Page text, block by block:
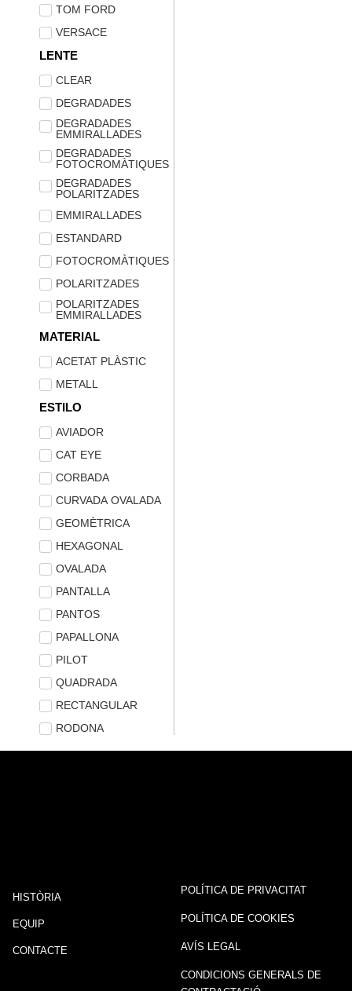
TOM FORD
VERSACE
LENTE
CLEAR
DEGRADADES
DEGRADADES
EMMIRALLADES
DEGRADADES
FOTOCROMÀTIQUES
DEGRADADES
POLARITZADES
EMMIRALLADES
ESTANDARD
FOTOCROMÀTIQUES
POLARITZADES
POLARITZADES
EMMIRALLADES
MATERIAL
ACETAT PLÀSTIC
METALL
ESTILO
AVIADOR
CAT EYE
CORBADA
CURVADA OVALADA
GEOMÈTRICA
HEXAGONAL
OVALADA
PANTALLA
PANTOS
PAPALLONA
PILOT
QUADRADA
RECTANGULAR
RODONA
HISTÒRIA
EQUIP
CONTACTE
POLÍTICA DE PRIVACITAT
POLÍTICA DE COOKIES
AVÍS LEGAL
CONDICIONS GENERALS DE